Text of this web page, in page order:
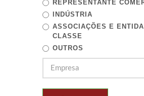
REPRESENTANTE
INDÚSTRIA
ASSOCIAÇÕES E
CLASSE
OUTROS